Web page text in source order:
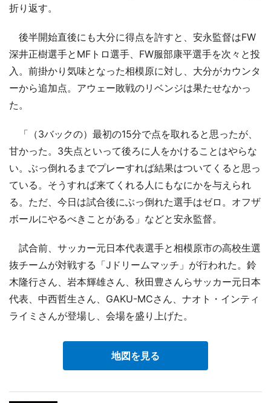
折り返す。
後半開始直後にも大分に得点を許すと、安永監督はFW
深井正樹選手とMFトロ選手、FW服部康平選手を次々と投
入。前掛かり気味となった相模原に対し、大分がカウンタ
ーから追加点。アウェー敗戦のリベンジは果たせなかっ
た。
「（3バックの）最初の15分で点を取れると思ったが、
甘かった。3失点といって後ろに人をかけることはやらな
い。ぶっ倒れるまでプレーすれば結果はついてくると思っ
ている。そうすれば来てくれる人にもなにかを与えられ
る。ただ、今日は試合後にぶっ倒れた選手はゼロ。オフザ
ボールにやるべきことがある」などと安永監督。
試合前、サッカー元日本代表選手と相模原市の高校生選
抜チームが対戦する「Jドリームマッチ」が行われた。鈴
木隆行さん、岩本輝雄さん、秋田豊さんらサッカー元日本
代表、中西哲生さん、GAKU-MCさん、ナオト・インティ
ライミさんが登場し、会場を盛り上げた。
地図を見る